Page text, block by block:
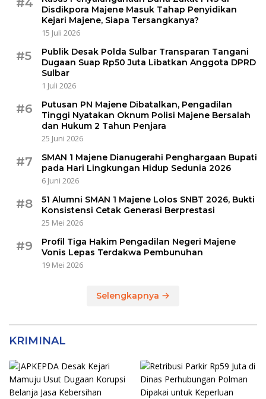
#4
Disdikpora Majene Masuk Tahap Penyidikan
Kejari Majene, Siapa Tersangkanya?
15 Juli 2026
#5
Publik Desak Polda Sulbar Transparan Tangani
Dugaan Suap Rp50 Juta Libatkan Anggota DPRD
Sulbar
1 Juli 2026
#6
Putusan PN Majene Dibatalkan, Pengadilan
Tinggi Nyatakan Oknum Polisi Majene Bersalah
dan Hukum 2 Tahun Penjara
25 Juni 2026
#7
SMAN 1 Majene Dianugerahi Penghargaan Bupati
pada Hari Lingkungan Hidup Sedunia 2026
6 Juni 2026
#8
51 Alumni SMAN 1 Majene Lolos SNBT 2026, Bukti
Konsistensi Cetak Generasi Berprestasi
25 Mei 2026
#9
Profil Tiga Hakim Pengadilan Negeri Majene
Vonis Lepas Terdakwa Pembunuhan
19 Mei 2026
Selengkapnya
KRIMINAL